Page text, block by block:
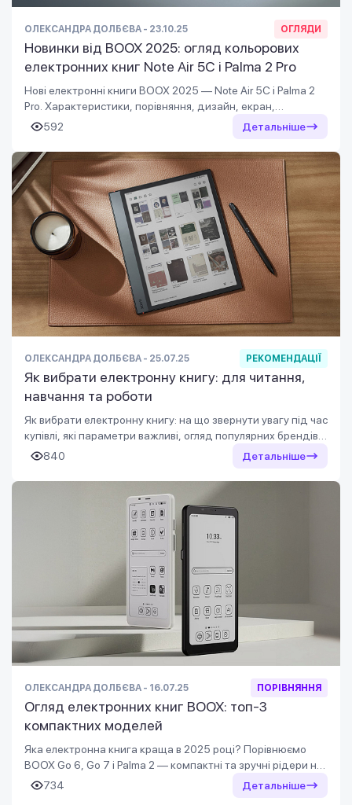
ОЛЕКСАНДРА ДОЛБЄВА - 23.10.25 ОГЛЯДИ
Новинки від BOOX 2025: огляд кольорових
електронних книг Note Air 5C і Palma 2 Pro
Нові електронні книги BOOX 2025 — Note Air 5C і Palma 2
Pro. Характеристики, порівняння, дизайн, екран,
автономність. Яку кольорову читалку вибрати для читання
592 Детальніше
ОЛЕКСАНДРА ДОЛБЄВА - 25.07.25 РЕКОМЕНДАЦІЇ
Як вибрати електронну книгу: для читання,
навчання та роботи
Як вибрати електронну книгу: на що звернути увагу під час
купівлі, які параметри важливі, огляд популярних брендів.
Читайте докладніше – у статті.
840 Детальніше
ОЛЕКСАНДРА ДОЛБЄВА - 16.07.25 ПОРІВНЯННЯ
Огляд електронних книг BOOX: топ-3
компактних моделей
Яка електронна книга краща в 2025 році? Порівнюємо
BOOX Go 6, Go 7 і Palma 2 — компактні та зручні рідери на
кожен день.
734 Детальніше